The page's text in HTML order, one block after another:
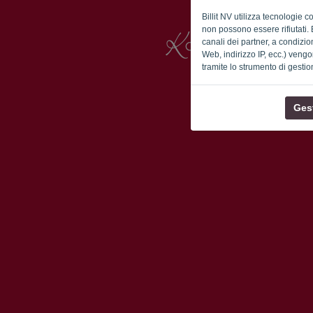
Billit NV utilizza tecnologie
non possono essere rifiutati.
canali dei partner, a
Web, indirizzo IP, ecc.)
tramite lo strumento di